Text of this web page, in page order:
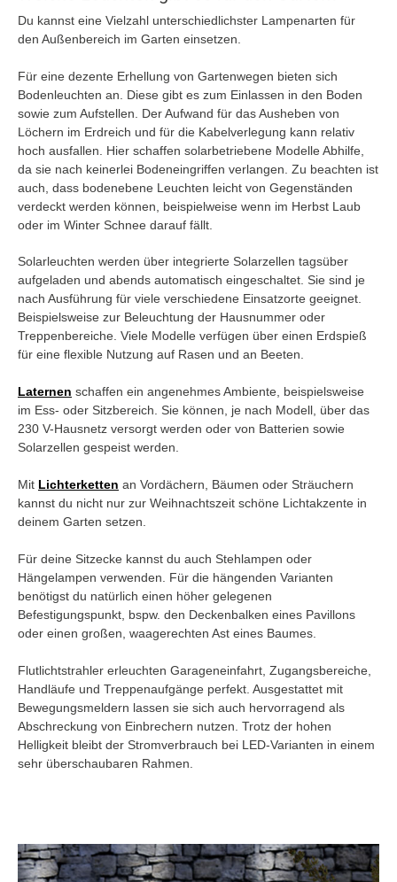
Du kannst eine Vielzahl unterschiedlichster Lampenarten für
den Außenbereich im Garten einsetzen.
Für eine dezente Erhellung von Gartenwegen bieten sich
Bodenleuchten an. Diese gibt es zum Einlassen in den Boden
sowie zum Aufstellen. Der Aufwand für das Ausheben von
Löchern im Erdreich und für die Kabelverlegung kann relativ
hoch ausfallen. Hier schaffen solarbetriebene Modelle Abhilfe,
da sie nach keinerlei Bodeneingriffen verlangen. Zu beachten ist
auch, dass bodenebene Leuchten leicht von Gegenständen
verdeckt werden können, beispielweise wenn im Herbst Laub
oder im Winter Schnee darauf fällt.
Solarleuchten werden über integrierte Solarzellen tagsüber
aufgeladen und abends automatisch eingeschaltet. Sie sind je
nach Ausführung für viele verschiedene Einsatzorte geeignet.
Beispielsweise zur Beleuchtung der Hausnummer oder
Treppenbereiche. Viele Modelle verfügen über einen Erdspieß
für eine flexible Nutzung auf Rasen und an Beeten.
Laternen schaffen ein angenehmes Ambiente, beispielsweise
im Ess- oder Sitzbereich. Sie können, je nach Modell, über das
230 V-Hausnetz versorgt werden oder von Batterien sowie
Solarzellen gespeist werden.
Mit Lichterketten an Vordächern, Bäumen oder Sträuchern
kannst du nicht nur zur Weihnachtszeit schöne Lichtakzente in
deinem Garten setzen.
Für deine Sitzecke kannst du auch Stehlampen oder
Hängelampen verwenden. Für die hängenden Varianten
benötigst du natürlich einen höher gelegenen
Befestigungspunkt, bspw. den Deckenbalken eines Pavillons
oder einen großen, waagerechten Ast eines Baumes.
Flutlichtstrahler erleuchten Garageneinfahrt, Zugangsbereiche,
Handläufe und Treppenaufgänge perfekt. Ausgestattet mit
Bewegungsmeldern lassen sie sich auch hervorragend als
Abschreckung von Einbrechern nutzen. Trotz der hohen
Helligkeit bleibt der Stromverbrauch bei LED-Varianten in einem
sehr überschaubaren Rahmen.